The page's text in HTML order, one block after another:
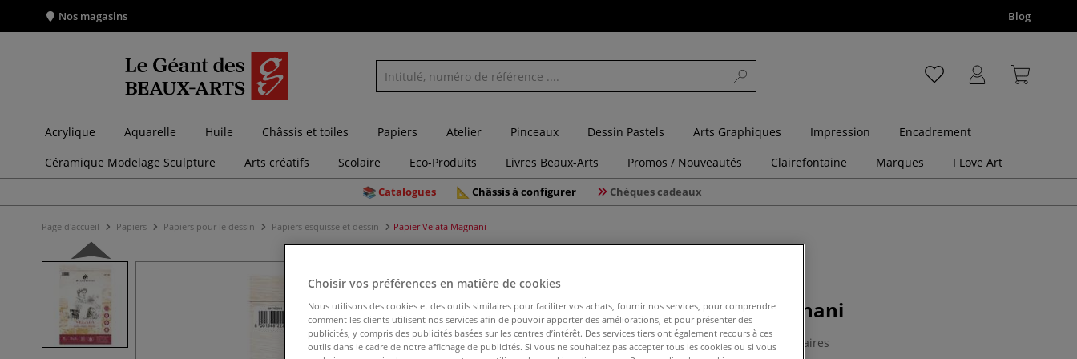
Nos magasins Blog
Acrylique Aquarelle Huile Châssis et toiles Papiers Atelier Pinceaux Dessin Pastels Arts Graphiques Impression
Encadrement
Céramique Modelage Sculpture
Arts créatifs Scolaire Eco-Produits Livres Beaux-Arts Promos / Nouveautés Clairefontaine Marques I Love Art
Catalogues Châssis à configurer Chèques cadeaux
Page d'accueil Papiers Papiers pour le dessin Papiers esquisse et dessin Papier Velata Magnani
Papier Velata Magnani
0 Commentaires
Choisir vos préférences en matière de cookies
Nous utilisons des cookies et des outils similaires pour faciliter vos achats, fournir nos services, pour comprendre
comment les clients utilisent nos services afin de pouvoir apporter des améliorations, et pour présenter des
publicités, y compris des publicités basées sur les centres d’intérêt. Des services tiers ont également recours à ces
outils dans le cadre de notre affichage de publicités. Si vous ne souhaitez pas accepter tous les cookies ou si vous